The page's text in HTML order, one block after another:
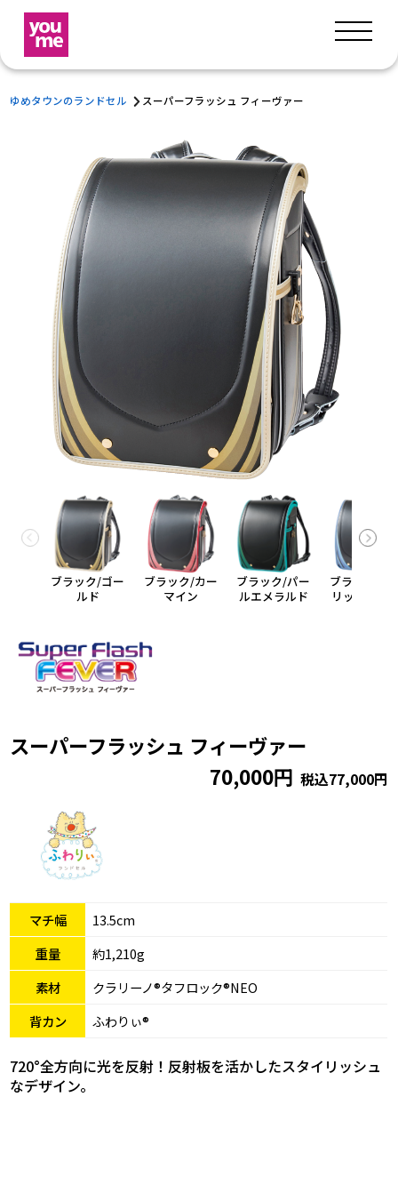
ゆめタウンのランドセル スーパーフラッシュ フィーヴァー
ブラック/ゴー
ルド
ブラック/カー
マイン
ブラック/パー
ルエメラルド
ブラック/メ
リックブル
スーパーフラッシュ フィーヴァー
70,000円 税込77,000円
マチ幅
13.5cm
重量
約1,210g
素材
クラリーノ®タフロック®NEO
背カン
ふわりぃ®
720°全方向に光を反射！反射板を活かしたスタイリッシュ
なデザイン。